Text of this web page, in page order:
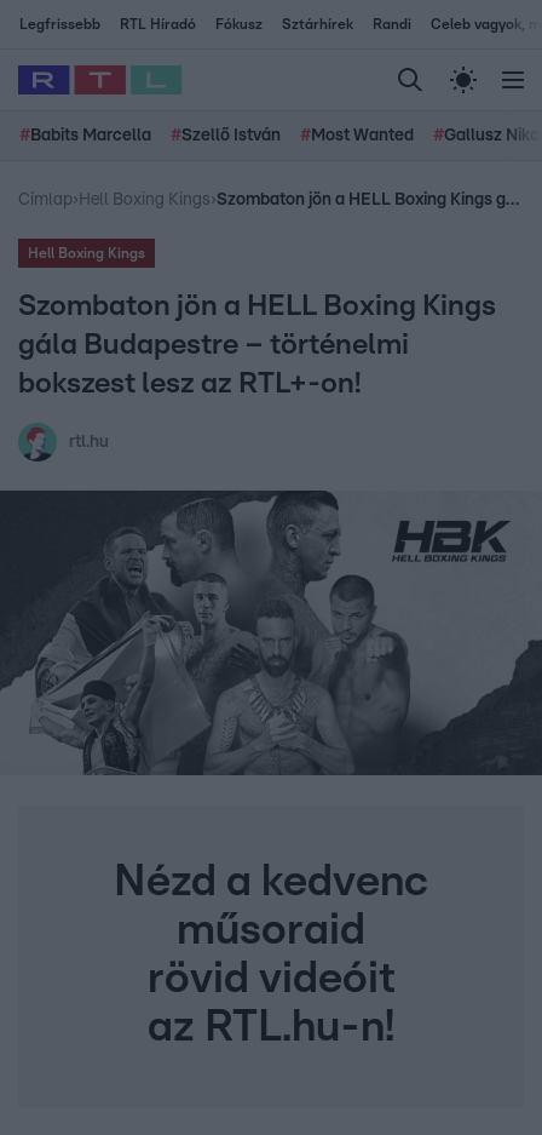
Legfrissebb RTL Híradó Fókusz Sztárhírek Randi Celeb vagyok,
# Babits Marcella #Szellő István # Most Wanted #Gallusz
Címlap› Hell Boxing Kings› Szombaton jön a HELL Boxing Kings gála Budapestre – történelmi bokszest lesz az RTL+-on!
Hell Boxing Kings
Szombaton jön a HELL Boxing Kings
gála Budapestre – történelmi
bokszest lesz az RTL+-on!
rtl.hu
Nézd a kedvenc
műsoraid
rövid videóit
az RTL.hu-n!